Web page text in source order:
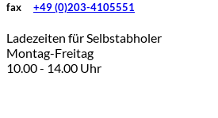
fax +49 (0)203-4105551
Ladezeiten für Selbstabholer
Montag-Freitag
10.00 - 14.00 Uhr